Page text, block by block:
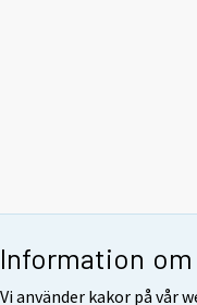
Information
Vi använder kakor på vår